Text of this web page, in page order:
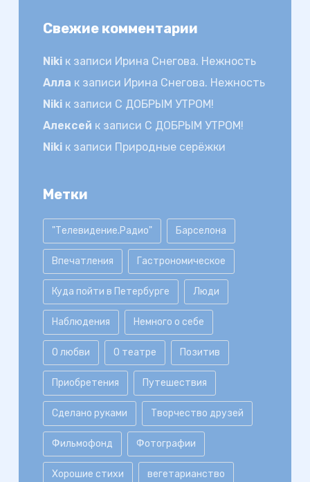
Свежие комментарии
Nikiк записи Ирина Снегова. Нежность
Алла к записи Ирина Снегова. Нежность
Nikiк записи С ДОБРЫМ УТРОМ!
Алексей к записи С ДОБРЫМ УТРОМ!
Nikiк записи Природные серёжки
Метки
"Телевидение.Радио" Барселона
Впечатления Гастрономическое
Куда пойти в Петербурге Люди
Наблюдения Немного о себе
О любви О театре Позитив
Приобретения Путешествия
Сделано руками Творчество друзей
Фильмофонд Фотографии
Хорошие стихи вегетарианство